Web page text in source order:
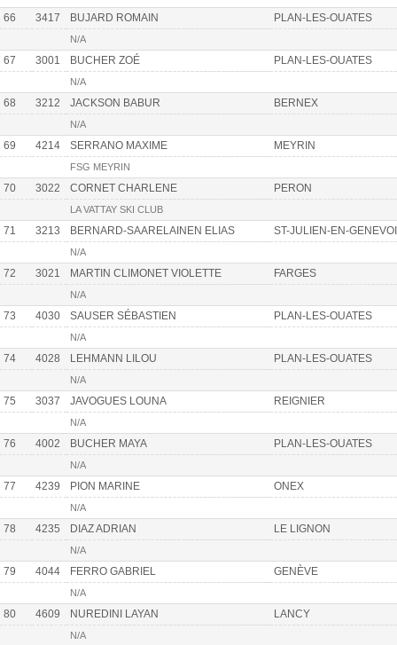
66 3417 BUJARD ROMAIN PLAN-LES-OUATES
N/A
67 3001 BUCHER ZOÉ PLAN-LES-OUATES
N/A
68 3212 JACKSON BABUR BERNEX
N/A
69 4214 SERRANO MAXIME MEYRIN
FSG MEYRIN
70 3022 CORNET CHARLENE PERON
LA VATTAY SKI CLUB
71 3213 BERNARD-SAARELAINEN ELIAS ST-JULIEN-EN-
N/A
72 3021 MARTIN CLIMONET VIOLETTE FARGES
N/A
73 4030 SAUSER SÉBASTIEN PLAN-LES-OUATES
N/A
74 4028 LEHMANN LILOU PLAN-LES-OUATES
N/A
75 3037 JAVOGUES LOUNA REIGNIER
N/A
76 4002 BUCHER MAYA PLAN-LES-OUATES
N/A
77 4239 PION MARINE ONEX
N/A
78 4235 DIAZ ADRIAN LE LIGNON
N/A
79 4044 FERRO GABRIEL GENÈVE
N/A
80 4609 NUREDINI LAYAN LANCY
N/A